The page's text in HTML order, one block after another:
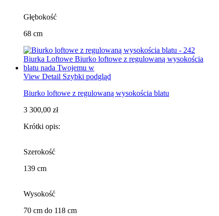
Głębokość
68 cm
View Detail Szybki podgląd
Biurko loftowe z regulowaną wysokościa blatu
3 300,00 zł
Krótki opis:
Szerokość
139 cm
Wysokość
70 cm do 118 cm